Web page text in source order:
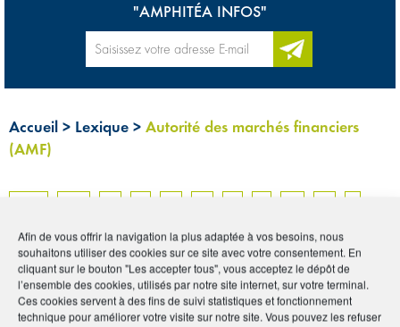
Afin de vous offrir la navigation la plus adaptée à vos besoins, nous
souhaitons utiliser des cookies sur ce site avec votre consentement. En
cliquant sur le bouton "Les accepter tous", vous acceptez le dépôt de
l’ensemble des cookies, utilisés par notre site internet, sur votre terminal.
Ces cookies servent à des fins de suivi statistiques et fonctionnement
technique pour améliorer votre visite sur notre site. Vous pouvez les refuser
"AMPHITÉA INFOS"
Accueil > Lexique > Autorité des marchés financiers
(AMF)
J
K L M N O P Q R S T
V
W X Y Z